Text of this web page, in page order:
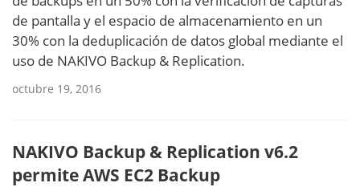
de pantalla y el espacio de almacenamiento en un
30% con la deduplicación de datos global mediante el
uso de NAKIVO Backup & Replication.
octubre 19, 2016
NAKIVO Backup & Replication v6.2
permite AWS EC2 Backup